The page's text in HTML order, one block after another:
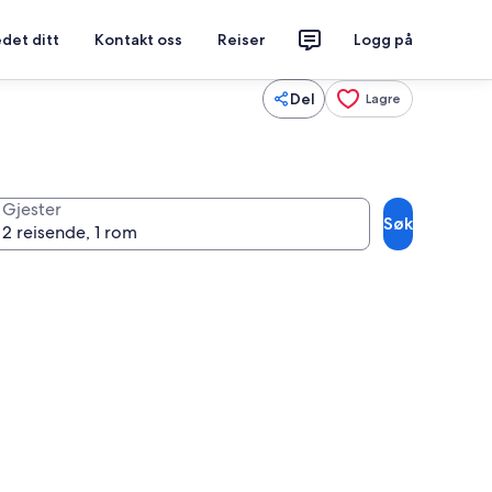
ditt Kontakt oss Reiser Logg på
Del Lagre
Gjester
Søk